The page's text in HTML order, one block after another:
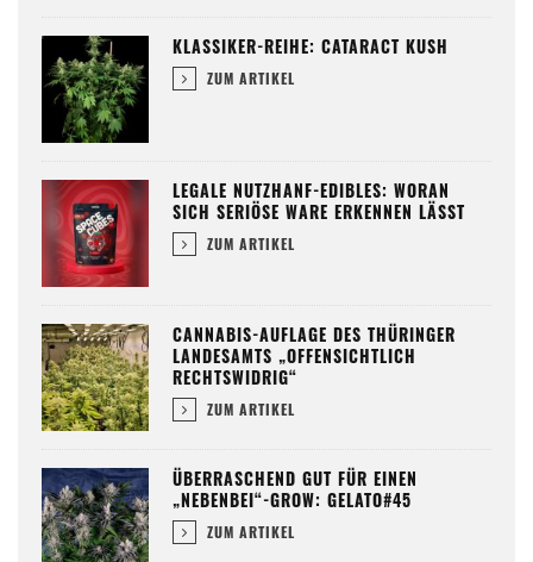
KLASSIKER-REIHE: CATARACT KUSH
ZUM ARTIKEL
LEGALE NUTZHANF-EDIBLES: WORAN
SICH SERIÖSE WARE ERKENNEN LÄSST
ZUM ARTIKEL
CANNABIS-AUFLAGE DES THÜRINGER
LANDESAMTS „OFFENSICHTLICH
RECHTSWIDRIG“
ZUM ARTIKEL
ÜBERRASCHEND GUT FÜR EINEN
„NEBENBEI“-GROW: GELATO#45
ZUM ARTIKEL